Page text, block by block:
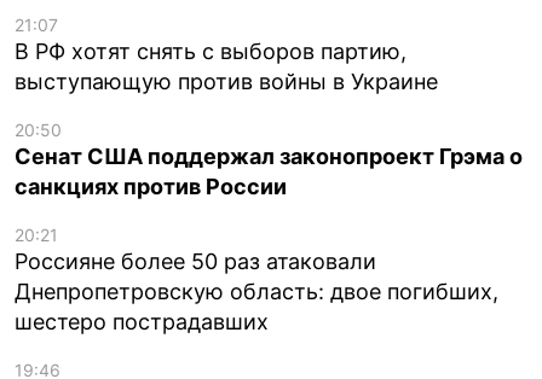
21:07
В РФ хотят снять с выборов партию,
выступающую против войны в Украине
20:50
Сенат США поддержал законопроект Грэма о
санкциях против России
20:21
Россияне более 50 раз атаковали
Днепропетровскую область: двое погибших,
шестеро пострадавших
19:46